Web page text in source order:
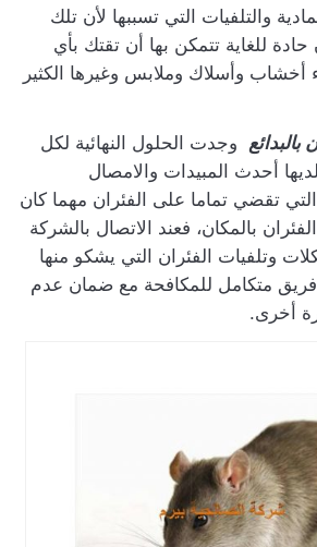
والتلفيات التي تسببها لأن تلك
للغاية تتمكن بها أن تقتك بأي
وأسلاك وملابس وغيرها الكثير
وجدت الحلول النهائية لكل
أحدث المبيدات والامصال
تقضي تماما على الفئران مهما كان
بالمكان، فعند الاتصال بالشركة
وتلفيات الفئران التي يشكو منها
فريق متكامل للمكافحة مع ضمان عدم
أخرى.